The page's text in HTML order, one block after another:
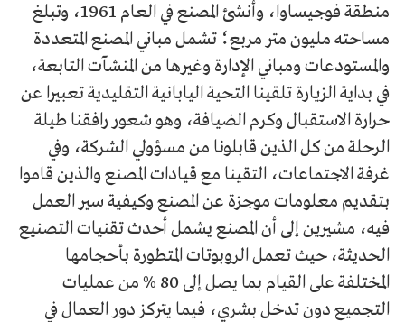
منطقة فوجيساوا، وأنشئ المصنع في العام 1961، وتبلغ
مساحته مليون متر مربع؛ تشمل مباني المصنع المتعددة
والمستودعات ومباني الإدارة وغيرها من المنشآت التابعة،
في بداية الزيارة تلقينا التحية اليابانية التقليدية تعبيرا عن
حرارة الاستقبال وكرم الضيافة، وهو شعور رافقنا طيلة
الرحلة من كل الذين قابلونا من مسؤولي الشركة، وفي
غرفة الاجتماعات، التقينا مع قيادات المصنع والذين قاموا
بتقديم معلومات موجزة عن المصنع وكيفية سير العمل
فيه، مشيرين إلى أن المصنع يشمل أحدث تقنيات التصنيع
الحديثة، حيث تعمل الروبوتات المتطورة بأحجامها
المختلفة على القيام بما يصل إلى 80 % من عمليات
التجميع دون تدخل بشري، فيما يتركز دور العمال في